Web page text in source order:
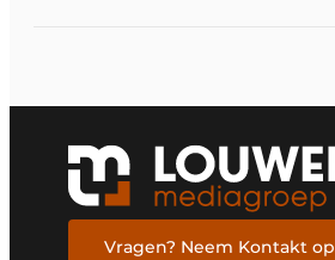
Vragen? Neem Kontakt op